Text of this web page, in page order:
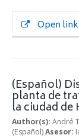
Open link
(Español)
planta de
la ciudad de
Author(s): André
(Español)Asesor: